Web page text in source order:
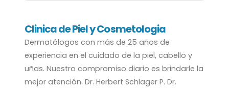
Clinica de Piel y Cosmetologia
Dermatólogos con más de 25 años de
experiencia en el cuidado de la piel, cabello y
uñas. Nuestro compromiso diario es brindarle la
mejor atención. Dr. Herbert Schlager P. Dr.